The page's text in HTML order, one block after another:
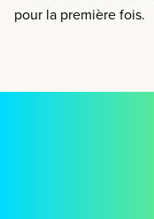
pour la première fois.